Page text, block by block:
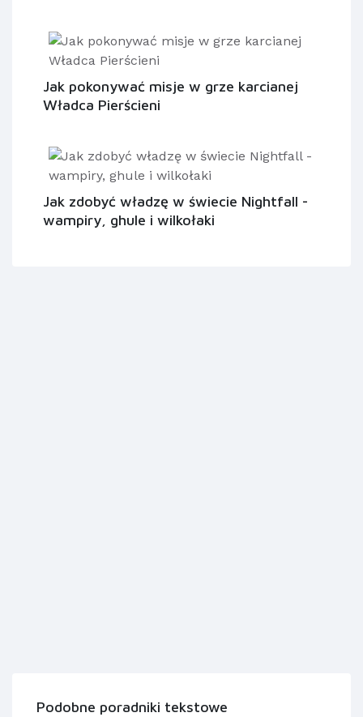
Jak pokonywać misje w grze karcianej
Władca Pierścieni
Jak zdobyć władzę w świecie Nightfall -
wampiry, ghule i wilkołaki
Podobne poradniki tekstowe